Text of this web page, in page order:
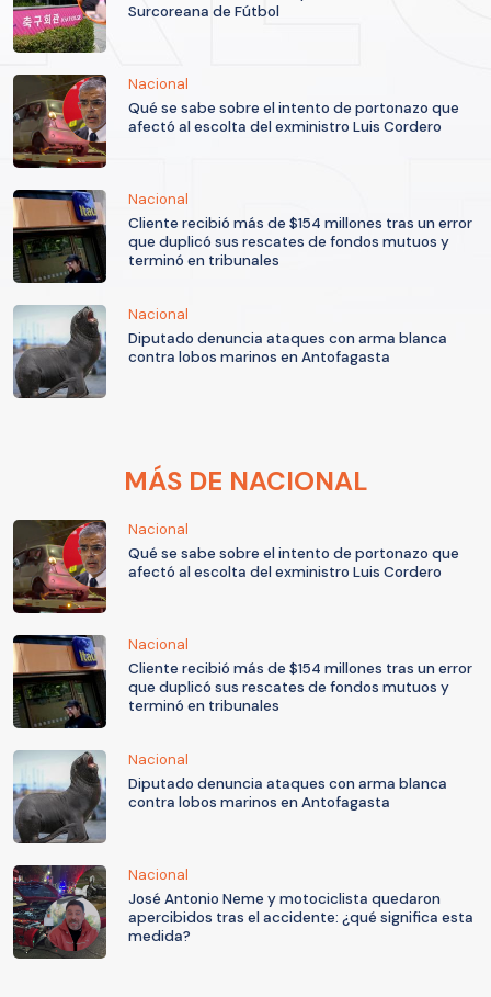
Surcoreana de Fútbol
Nacional
Qué se sabe sobre el intento de portonazo que
afectó al escolta del exministro Luis Cordero
Nacional
Cliente recibió más de $154 millones tras un error
que duplicó sus rescates de fondos mutuos y
terminó en tribunales
Nacional
Diputado denuncia ataques con arma blanca
contra lobos marinos en Antofagasta
MÁS DE NACIONAL
Nacional
Qué se sabe sobre el intento de portonazo que
afectó al escolta del exministro Luis Cordero
Nacional
Cliente recibió más de $154 millones tras un error
que duplicó sus rescates de fondos mutuos y
terminó en tribunales
Nacional
Diputado denuncia ataques con arma blanca
contra lobos marinos en Antofagasta
Nacional
José Antonio Neme y motociclista quedaron
apercibidos tras el accidente: ¿qué significa esta
medida?